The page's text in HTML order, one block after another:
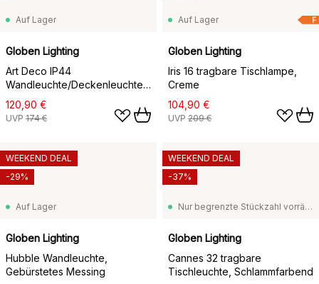
Auf Lager
Globen Lighting
Art Deco IP44
Wandleuchte/Deckenleuchte,
Weiß
120,90 €
UVP 174 €
F
Auf Lager
Globen Lighting
Iris 16 tragbare Tischlampe,
Creme
104,90 €
UVP 209 €
Auf Lager
Globen Lighting
Hubble Wandleuchte,
Gebürstetes Messing
WEEKEND DEAL
-29%
Nur begrenzte Stückzahl vorrätig
Globen Lighting
Cannes 32 tragbare
Tischleuchte, Schlammfarbend
WEEKEND DEAL
-37%